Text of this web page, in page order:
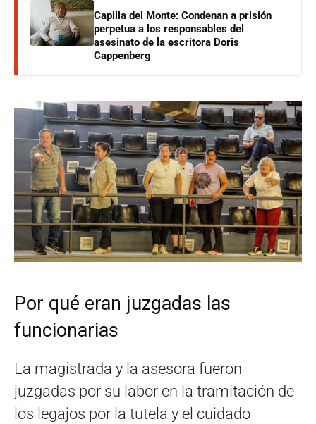
Capilla del Monte: Condenan a prisión
perpetua a los responsables del
asesinato de la escritora Doris
Cappenberg
Por qué eran juzgadas las
funcionarias
La magistrada y la asesora fueron
juzgadas por su labor en la tramitación de
los legajos por la tutela y el cuidado